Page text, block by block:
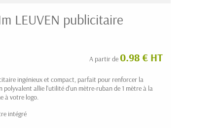
LEUVEN publicitaire
A partir de 0.98 € HT
ingénieux et compact, parfait pour renforcer la
allie l'utilité d'un mètre-ruban de 1 mètre à la
à votre logo.
intégré